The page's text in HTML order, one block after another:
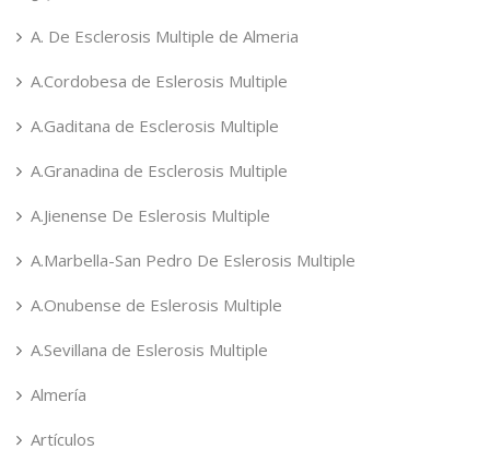
A. De Esclerosis Multiple de Almeria
A.Cordobesa de Eslerosis Multiple
A.Gaditana de Esclerosis Multiple
A.Granadina de Esclerosis Multiple
A.Jienense De Eslerosis Multiple
A.Marbella-San Pedro De Eslerosis Multiple
A.Onubense de Eslerosis Multiple
A.Sevillana de Eslerosis Multiple
Almería
Artículos